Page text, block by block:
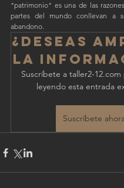
"patrimonio" es una de las
partes del mundo conllevan a
abandono.
¿Deseas
la
Suscríbete a taller2-
leyendo esta entrada
Suscríbete